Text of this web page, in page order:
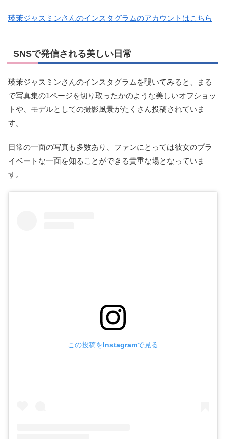
瑛茉ジャスミンさんのインスタグラムのアカウントはこちら
SNSで発信される美しい日常
瑛茉ジャスミンさんのインスタグラムを覗いてみると、まる
で写真集の1ページを切り取ったかのような美しいオフショッ
トや、モデルとしての撮影風景がたくさん投稿されていま
す。
日常の一面の写真も多数あり、ファンにとっては彼女のプラ
イベートな一面を知ることができる貴重な場となっていま
す。
この投稿をInstagramで見る